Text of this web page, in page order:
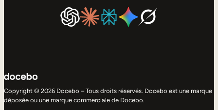
Copyright © 2026 Docebo – Tous droits réservés. Docebo est une marque
déposée ou une marque commerciale de Docebo.